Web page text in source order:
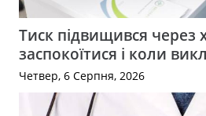
Тиск підвищився через
заспокоїтися і коли
Четвер, 6 Серпня, 2026